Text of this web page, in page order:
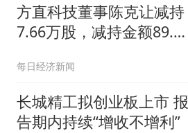
方直科技董事陈克让减持
7.66万股，减持金额89.7
每日经济新闻
长城精工拟创业板上市 报
告期内持续“增收不增利”